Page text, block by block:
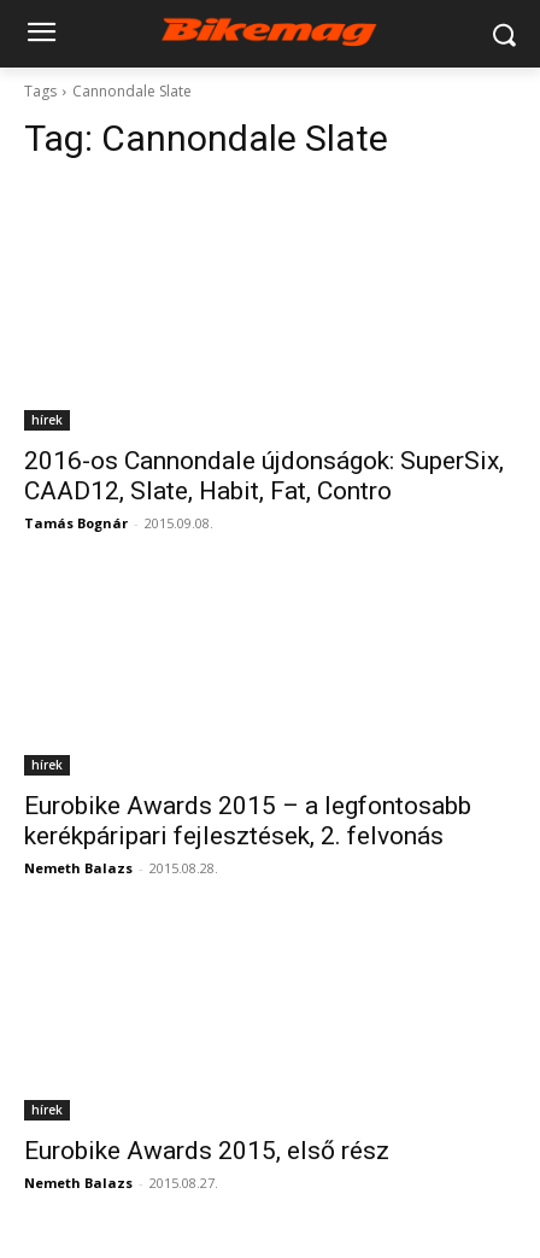
Tags Cannondale Slate
Tag: Cannondale Slate
hírek
2016-os Cannondale újdonságok: SuperSix,
CAAD12, Slate, Habit, Fat, Contro
Tamás Bognár - 2015.09.08.
hírek
Eurobike Awards 2015 – a legfontosabb
kerékpáripari fejlesztések, 2. felvonás
Nemeth Balazs - 2015.08.28.
hírek
Eurobike Awards 2015, első rész
Nemeth Balazs - 2015.08.27.